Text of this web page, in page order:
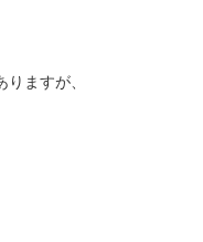
ますが、